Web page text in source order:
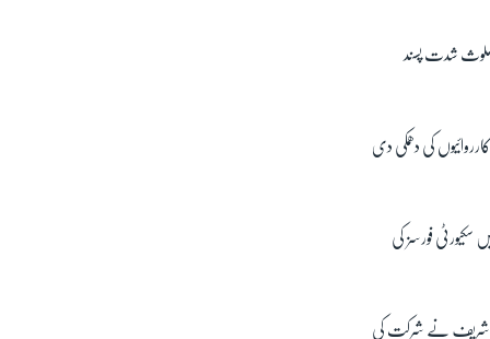
ملوث شدت پسند
کی دھمکی دی
سکیورٹی فورسز کی
شریف نے شرکت کی